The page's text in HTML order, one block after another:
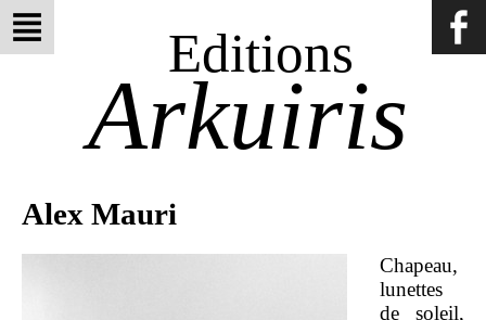
Editions
Arkuiris
Alex Mauri
Chapeau,
lunettes
de soleil,